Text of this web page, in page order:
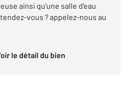
ainsi qu'une salle d'eau
vous ? appelez-nous au
Voir le détail du bien